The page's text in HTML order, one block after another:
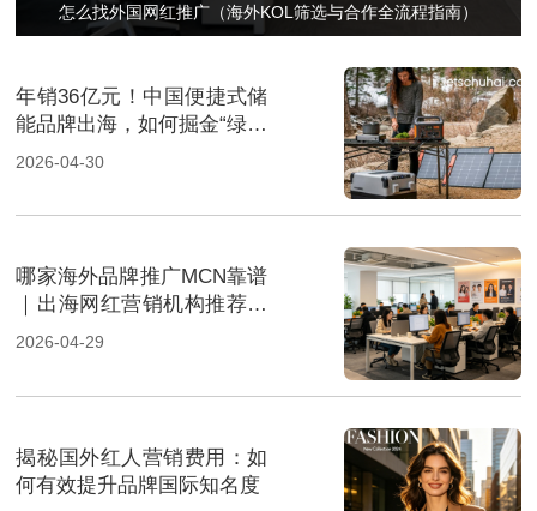
怎么找外国网红推广（海外KOL筛选与合作全流程指南）
年销36亿元！中国便捷式储
能品牌出海，如何掘金“绿色
经济”新风口
2026-04-30
哪家海外品牌推广MCN靠谱
｜出海网红营销机构推荐指
南
2026-04-29
揭秘国外红人营销费用：如
何有效提升品牌国际知名度